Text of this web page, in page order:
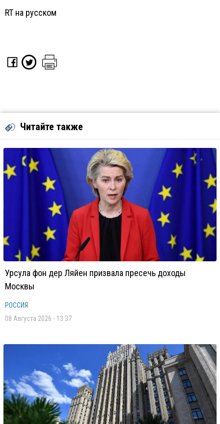
RT на русском
Читайте также
Урсула фон дер Ляйен призвала пресечь доходы
Москвы
РОССИЯ
08 Августа 2026 - 13:37